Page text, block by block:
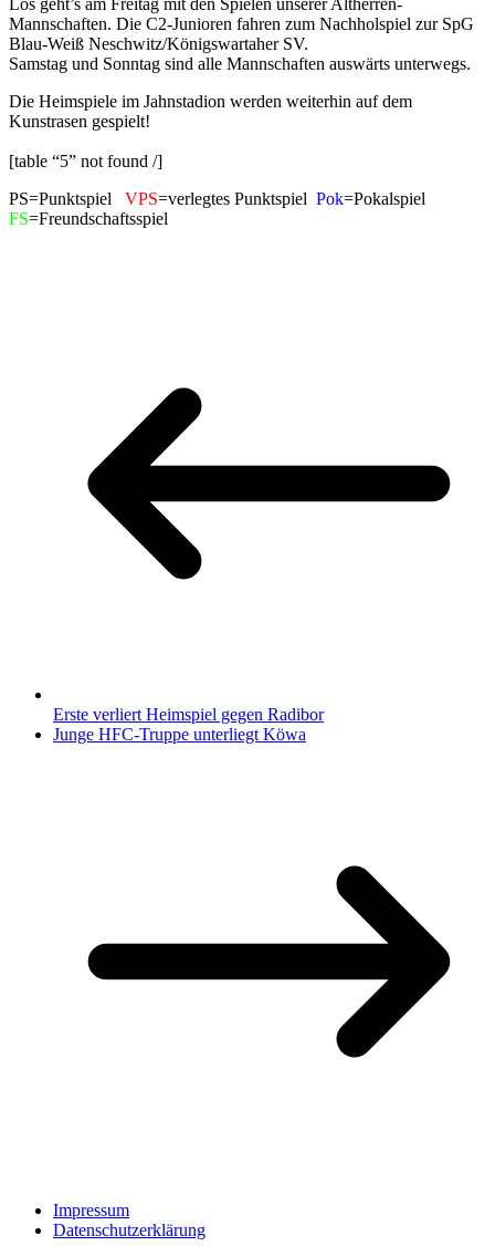
Los geht’s am Freitag mit den Spielen unserer Altherren-
Mannschaften. Die C2-Junioren fahren zum Nachholspiel zur SpG
Blau-Weiß Neschwitz/Königswartaher SV.
Samstag und Sonntag sind alle Mannschaften auswärts unterwegs.
Die Heimspiele im Jahnstadion werden weiterhin auf dem
Kunstrasen gespielt!
[table “5” not found /]
PS=Punktspiel VPS=verlegtes Punktspiel Pok=Pokalspiel
FS=Freundschaftsspiel
Erste verliert Heimspiel gegen Radibor
Junge HFC-Truppe unterliegt Köwa
Impressum
Datenschutzerklärung